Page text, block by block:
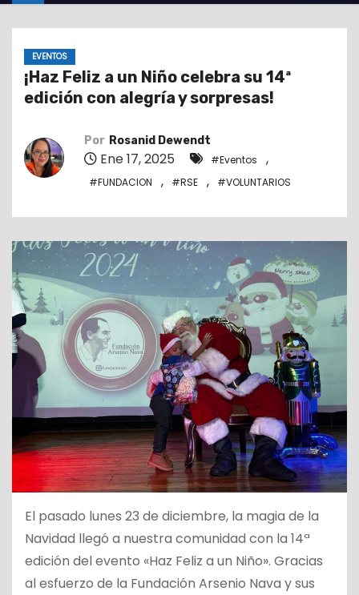
o
EVENTOS
¡Haz Feliz a un Niño celebra su 14ª
edición con alegría y sorpresas!
Por Rosanid Dewendt
Ene 17, 2025 #Eventos ,
#FUNDACION , #RSE , #VOLUNTARIOS
El pasado lunes 23 de diciembre, la magia de la
Navidad llegó a nuestra comunidad con la 14ª
edición del evento «Haz Feliz a un Niño». Gracias
al esfuerzo de la Fundación Arsenio Nava y sus